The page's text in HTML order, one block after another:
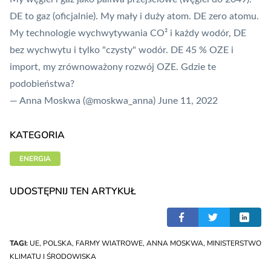
DE to gaz (oficjalnie). My mały i duży atom. DE zero atomu.
My technologie wychwytywania CO² i każdy wodór, DE
bez wychwytu i tylko "czysty" wodór. DE 45 % OZE i
import, my zrównoważony rozwój OZE. Gdzie te
podobieństwa?
— Anna Moskwa (@moskwa_anna) June 11, 2022
KATEGORIA
ENERGIA
UDOSTĘPNIJ TEN ARTYKUŁ
TAGI: UE, POLSKA, FARMY WIATROWE, ANNA MOSKWA, MINISTERSTWO
KLIMATU I ŚRODOWISKA